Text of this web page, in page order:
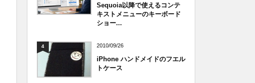
Sequoia以降で使えるコンテ
キストメニューのキーボード
ショー...
4 2010/09/26
iPhone ハンドメイドのフエル
トケース